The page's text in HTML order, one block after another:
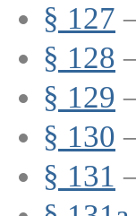
§ 127
§ 128
§ 129
§ 130
§ 131